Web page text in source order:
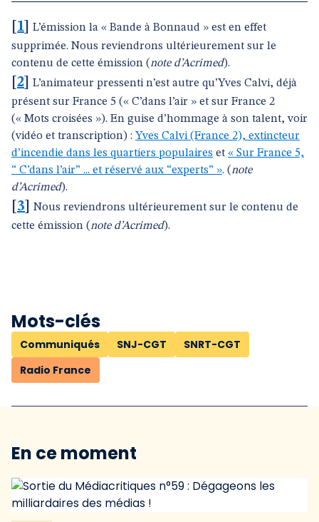
1
L’émission la « Bande à Bonnaud » est en effet
supprimée. Nous reviendrons ultérieurement sur le
contenu de cette émission (note d’Acrimed).
2
L’animateur pressenti n’est autre qu’Yves Calvi, déjà
présent sur France 5 (« C’dans l’air » et sur France 2
(« Mots croisées »). En guise d’hommage à son talent, voir
(vidéo et transcription) : Yves Calvi (France 2), extincteur
d’incendie dans les quartiers populaires et « Sur France 5,
“ C’dans l’air” ... et réservé aux “experts” ». (note
d’Acrimed).
3
Nous reviendrons ultérieurement sur le contenu de
cette émission (note d’Acrimed).
Mots-clés
Communiqués SNJ-CGT
SNRT-CGT
Radio France
En ce moment